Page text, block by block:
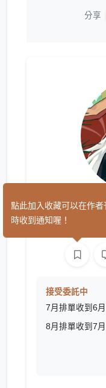
分享
接受委託中
7月排單收到6
8月排單收到7
點此加入收藏可以在作者
時收到通知喔！